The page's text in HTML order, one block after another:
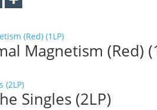
Magnetism (Red)
Singles (2LP)